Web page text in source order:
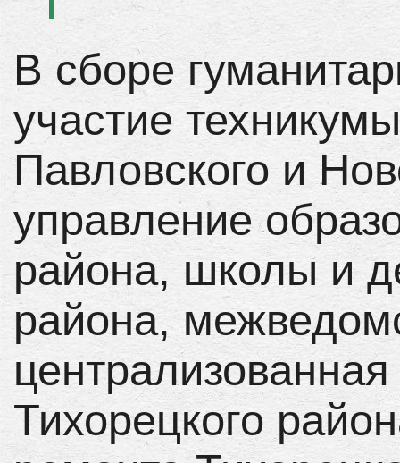
В сборе
участие
Павловского и
управление
района, школы и
района,
Тихорецкого